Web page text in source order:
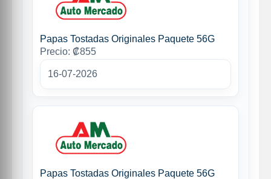
Papas Tostadas Originales Paquete 56G
Precio: ₡855
16-07-2026
Papas Tostadas Originales Paquete 56G